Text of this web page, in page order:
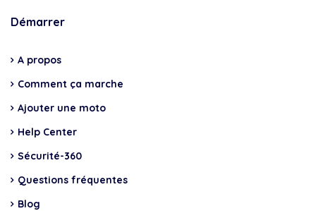
Démarrer
A propos
Comment ça marche
Ajouter une moto
Help Center
Sécurité-360
Questions fréquentes
Blog